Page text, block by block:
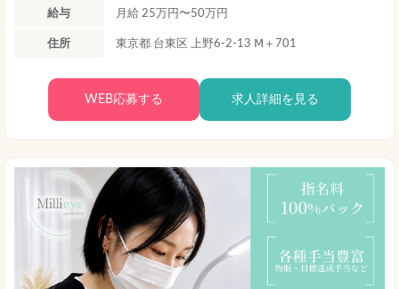
給与 月給 25万円〜50万円
住所 東京都 台東区 上野6-2-13 Ⅿ＋701
WEB応募する 求人詳細を見る